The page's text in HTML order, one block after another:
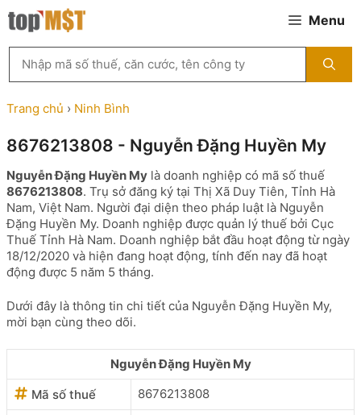
Chuyển
đến
Menu
kiếm
MST
theo
tên
ty,
người
đại
diện
hoặc
mã
số
thuế
...
Trang chủ › Ninh Bình
8676213808 - Nguyễn Đặng Huyền My
Nguyễn Đặng Huyền My là doanh nghiệp có mã số thuế
8676213808. Trụ sở đăng ký tại Thị Xã Duy Tiên, Tỉnh Hà
Nam, Việt Nam. Người đại diện theo pháp luật là Nguyễn
Đặng Huyền My. Doanh nghiệp được quản lý thuế bởi Cục
Thuế Tỉnh Hà Nam. Doanh nghiệp bắt đầu hoạt động từ ngày
18/12/2020 và hiện đang hoạt động, tính đến nay đã hoạt
động được 5 năm 5 tháng.
Dưới đây là thông tin chi tiết của Nguyễn Đặng Huyền My,
mời bạn cùng theo dõi.
Nguyễn Đặng Huyền My
Mã số thuế
8676213808